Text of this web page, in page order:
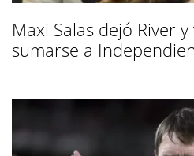
Maxi Salas dejó River
sumarse a